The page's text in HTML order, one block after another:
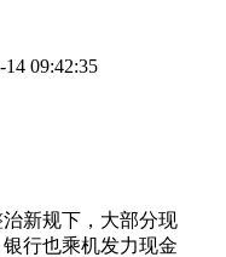
09:42:35
新规下，大部分现
行也乘机发力现金